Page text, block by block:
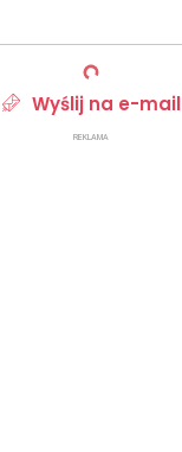
Wyślij na e-mail
REKLAMA